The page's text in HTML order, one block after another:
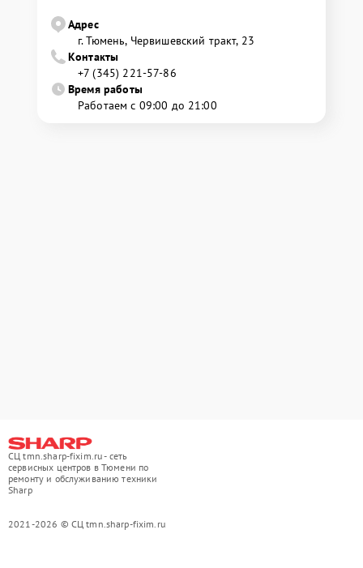
Адрес
г. Тюмень, ​Червишевский тракт, 23
Контакты
+7 (345) 221-57-86
Время работы
Работаем с 09:00 до 21:00
СЦ tmn.sharp-fixim.ru - сеть
сервисных центров в Тюмени по
ремонту и обслуживанию техники
Sharp
2021-2026 © СЦ tmn.sharp-fixim.ru